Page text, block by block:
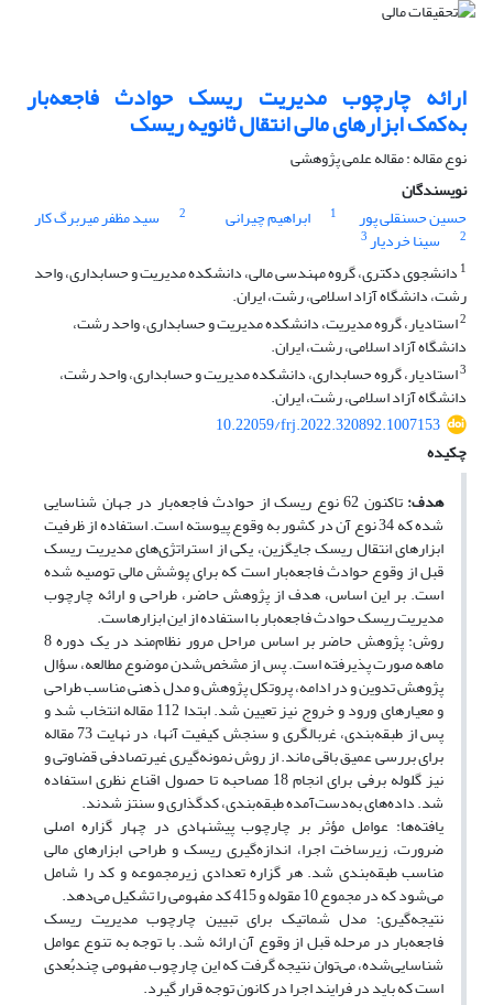
ارائه چارچوب مدیریت ریسک حوادث فاجعه‌بار
به‌کمک ابزارهای مالی انتقال ثانویه ریسک
نوع مقاله : مقاله علمی پژوهشی
نویسندگان
حسین حسنقلی پور
1 ابراهیم چیرانی 2 سید مظفر میربرگ کار
2 سینا خردیار3
1 دانشجوی دکتری، گروه مهندسی مالی، دانشکده مدیریت و حسابداری، واحد
رشت، دانشگاه آزاد اسلامی، رشت، ایران.
2استادیار، گروه مدیریت، دانشکده مدیریت و حسابداری، واحد رشت،
دانشگاه آزاد اسلامی، رشت، ایران.
3استادیار، گروه حسابداری، دانشکده مدیریت و حسابداری، واحد رشت،
دانشگاه آزاد اسلامی، رشت، ایران.
10.22059/frj.2022.320892.1007153
چکیده
هدف:
تاکنون 62 نوع ریسک از حوادث فاجعه‌بار در جهان شناسایی
‌شده که 34 نوع آن در کشور به وقوع پیوسته است. استفاده از ظرفیت
ابزارهای انتقال ریسک جایگزین، یکی از استراتژی‌های مدیریت ریسک
قبل از وقوع حوادث فاجعه‌بار است که برای پوشش مالی توصیه شده
است. بر این اساس، هدف از پژوهش حاضر، طراحی و ارائه چارچوب
مدیریت ریسک حوادث فاجعه‌بار با استفاده از این ابزارهاست.
روش: پژوهش حاضر بر اساس مراحل مرور نظام‌مند در یک دوره 8
ماهه صورت پذیرفته است. پس از مشخص‌شدن موضوع مطالعه، سؤال
پژوهش تدوین و در ادامه، پروتکل پژوهش و مدل ذهنی مناسب طراحی
و معیارهای ورود و خروج نیز تعیین شد. ابتدا 112 مقاله انتخاب شد و
پس از طبقه‌بندی، غربالگری و سنجش کیفیت آنها، در نهایت 73 مقاله
برای بررسی عمیق باقی ماند. از روش نمونه‌گیری غیرتصادفی قضاوتی و
نیز گلوله برفی برای انجام 18 مصاحبه تا حصول اقناع نظری استفاده
شد. داده‌های به‌دست‌آمده طبقه‌بندی، کدگذاری و سنتز شدند.
یافته‌ها: عوامل مؤثر بر چارچوب پیشنهادی در چهار گزاره اصلی
ضرورت، زیرساخت اجرا، اندازه‌گیری ریسک و طراحی ابزارهای مالی
مناسب طبقه‌بندی شد. هر گزاره تعدادی زیرمجموعه و کد را شامل
می‌شود که در مجموع 10 مقوله و 415 کد مفهومی را تشکیل می‌دهد.
نتیجه‌گیری: مدل شماتیک برای تبیین چارچوب مدیریت ریسک
فاجعه‌بار در مرحله قبل از وقوع آن ارائه شد. با توجه به تنوع عوامل
شناسایی‌شده، می‌توان نتیجه گرفت که این چارچوب مفهومی چندبُعدی
است که باید در فرایند اجرا در کانون توجه قرار گیرد.